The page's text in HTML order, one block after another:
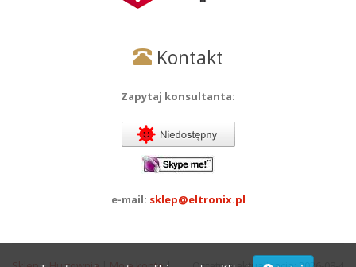
Kontakt
Zapytaj konsultanta:
e-mail: sklep@eltronix.pl